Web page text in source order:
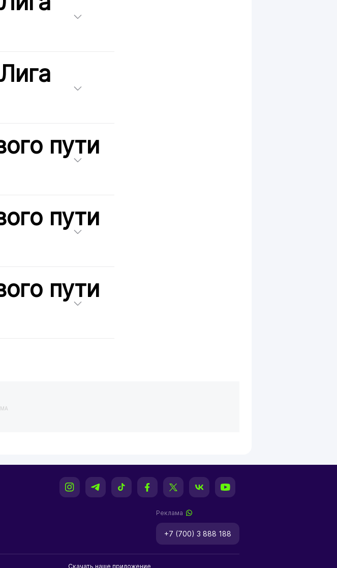
пути
пути
пути
Реклама
+7 (700) 3 888 188
Скачать наше приложение